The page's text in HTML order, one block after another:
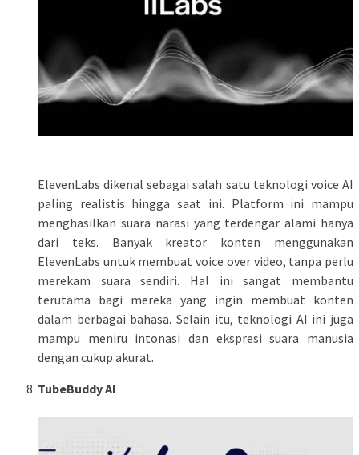
ElevenLabs dikenal sebagai salah satu teknologi voice AI
paling realistis hingga saat ini. Platform ini mampu
menghasilkan suara narasi yang terdengar alami hanya
dari teks. Banyak kreator konten menggunakan
ElevenLabs untuk membuat voice over video, tanpa perlu
merekam suara sendiri. Hal ini sangat membantu
terutama bagi mereka yang ingin membuat konten
dalam berbagai bahasa. Selain itu, teknologi AI ini juga
mampu meniru intonasi dan ekspresi suara manusia
dengan cukup akurat.
TubeBuddy AI